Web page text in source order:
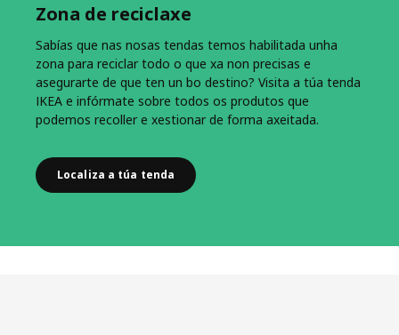
Zona de reciclaxe
Sabías que nas nosas tendas temos habilitada unha
zona para reciclar todo o que xa non precisas e
asegurarte de que ten un bo destino? Visita a túa tenda
IKEA e infórmate sobre todos os produtos que
podemos recoller e xestionar de forma axeitada.
Localiza a túa tenda